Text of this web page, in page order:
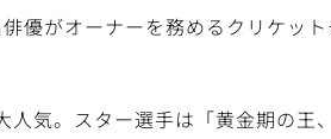
優がオーナーを務めるクリケッ
人気。スター選手は「黄金期の王